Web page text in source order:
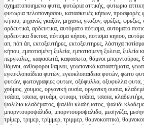
σχηματοποιημενα φυτα, φυτώρια αττικής, φυτωρια
φυτωρια πελοπονησσου, κατασκευές κήπων,
κήπου, μηχανές γκαζόν, μηχανες γκαζον, φρέζες,
αρδευτικά, αρδευτικα, αυτόματο πότισμα, αυτοματο
αρδευτικα δικτυα, πότισμα κήπου, ποτισμα κηπου,
απ, πόπ άπ, εκτοξευτήρες, εκτοξευτηρες, λάστιχα
κήπου, εμποτισμένη ξυλεία, εμποτισμενη ξυλεια, ξυλεία
περγκολες, καφασωτά, καφασωτα, θάμνοι μπορντούρας,
θάμνοι, ανθοφοροι θαμνοι, γεωπονικά καταστήματα,
εγκυκλοπαίδεια φυτών, εγκυκλοπαιδεια φυτών, φωτο
φυτών, φωτογραφιες φυτων, οξύφυλλα, οξυφυλλα
χούμος, χουμος, οργανική ουσία, οργανικη ουσια,
τσάπα, τσαπα, φτυάρι, φτυαρι, τσάπα, τσαπα,
ψαλίδια κλαδέματος, ψαλίδι κλαδέματος, ψαλιδι
μπορντουροψάλιδα, μπορντουροψαλιδο, μεσηνέζα,
τρίμερ, τριμερ, τρίμμερ, τριμμερ, θαμνοκοπτικό,